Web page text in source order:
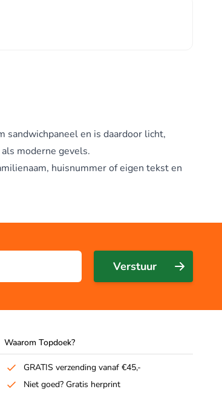
sandwichpaneel en is daardoor licht,
moderne gevels.
huisnummer of eigen tekst en
Verstuur
Waarom Topdoek?
GRATIS verzending vanaf €45,-
Niet goed? Gratis herprint